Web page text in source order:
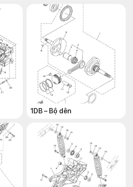
1DB – Bộ dên